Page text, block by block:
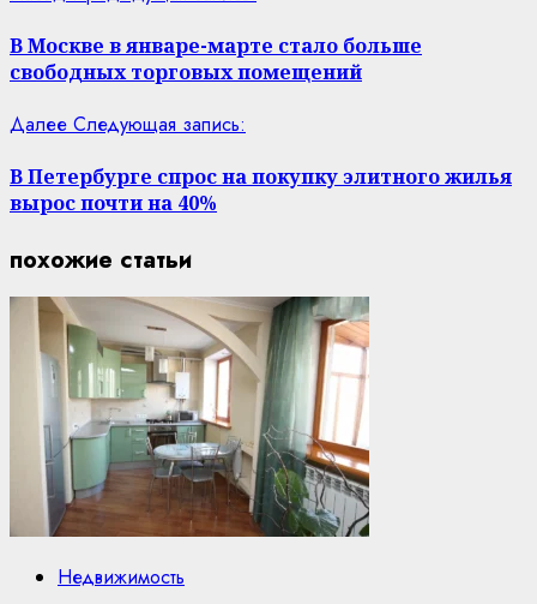
В Москве в январе-марте стало больше
свободных торговых помещений
Далее Следующая запись:
В Петербурге спрос на покупку элитного жилья
вырос почти на 40%
похожие статьи
Недвижимость